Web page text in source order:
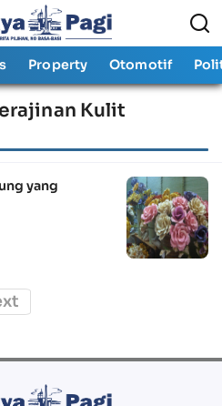
Property Otomotif
Kulit
yang